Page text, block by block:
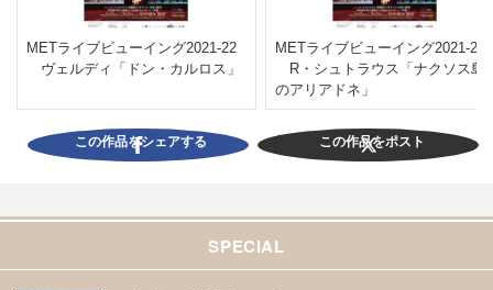
METライブビューイング2021-22
ヴェルディ「ドン・カルロス」
METライブビューイング2021-22
R・シュトラウス「ナクソス島
のアリアドネ」
この作品をシェアする この作品をポスト
SPECIAL